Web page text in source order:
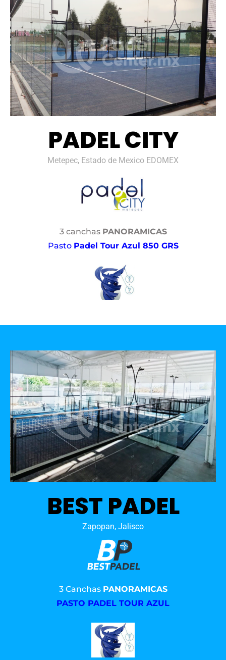
PADEL CITY
Metepec, Estado de Mexico EDOMEX
3 canchas PANORAMICAS
Pasto Padel Tour Azul 850 GRS
BEST PADEL
Zapopan, Jalisco
3 Canchas PANORAMICAS
PASTO PADEL TOUR AZUL